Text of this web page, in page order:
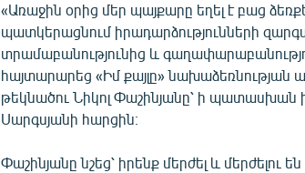
«Առաջին օրից մեր պայքարը եղել է բաց
պատկերացնում իրադարձությունների
տրամաբանությունից և
հայտարարեց «Իմ քայլը»
թեկնածու Նիկոլ Փաշինյանը՝ ի
Սարգսյանի հարցին։
Փաշինյանը նշեց՝ իրենք մերժել և մերժելու են